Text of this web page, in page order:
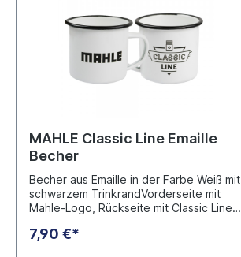
MAHLE Classic Line Emaille
Becher
Becher aus Emaille in der Farbe Weiß mit
schwarzem TrinkrandVorderseite mit
Mahle-Logo, Rückseite mit Classic Line
12ozHöhe 80 mm, Ø 80 mm, ca. 130
7,90 €*